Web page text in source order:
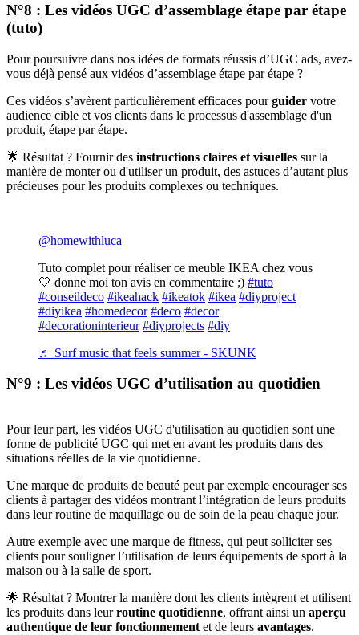
N°8 : Les vidéos UGC d’assemblage étape par étape
(tuto)
Pour poursuivre dans nos idées de formats réussis d’UGC ads, avez-
vous déjà pensé aux vidéos d’assemblage étape par étape ?
Ces vidéos s’avèrent particulièrement efficaces pourguider votre
audience cible et vos clients dans le processus d'assemblage d'un
produit, étape par étape.
🌟 Résultat ? Fournir des instructions claires et visuelles sur la
manière de monter ou d'utiliser un produit, des astuces d’autant plus
précieuses pour les produits complexes ou techniques.
@homewithluca
Tuto complet pour réaliser ce meuble IKEA chez vous
🤍 donne moi ton avis en commentaire ;) #tuto
#conseildeco #ikeahack #ikeatok #ikea #diyproject
#diyikea #homedecor #deco #decor
#decorationinterieur #diyprojects #diy
♬ Surf music that feels summer - SKUNK
N°9 : Les vidéos UGC d’utilisation au quotidien
Pour leur part, les vidéos UGC d'utilisation au quotidien sont une
forme de publicité UGC qui met en avant les produits dans des
situations réelles de la vie quotidienne.
Une marque de produits de beauté peut par exemple encourager ses
clients à partager des vidéos montrant l’intégration de leurs produits
dans leur routine de maquillage ou de soin de la peau chaque jour.
Autre exemple avec une marque de fitness, qui peut solliciter ses
clients pour souligner l’utilisation de leurs équipements de sport à la
maison ou à la salle de sport.
🌟 Résultat ? Montrer la manière dont les clients intègrent et utilisent
les produits dans leurroutine quotidienne, offrant ainsi un aperçu
authentique de leur fonctionnement et de leurs avantages.